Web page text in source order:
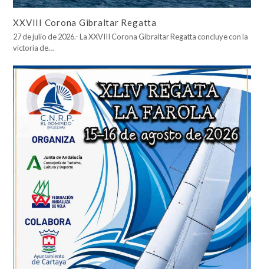
XXVIII Corona Gibraltar Regatta
27 de julio de 2026.- La XXVIII Corona Gibraltar Regatta concluye con la
victoria de…